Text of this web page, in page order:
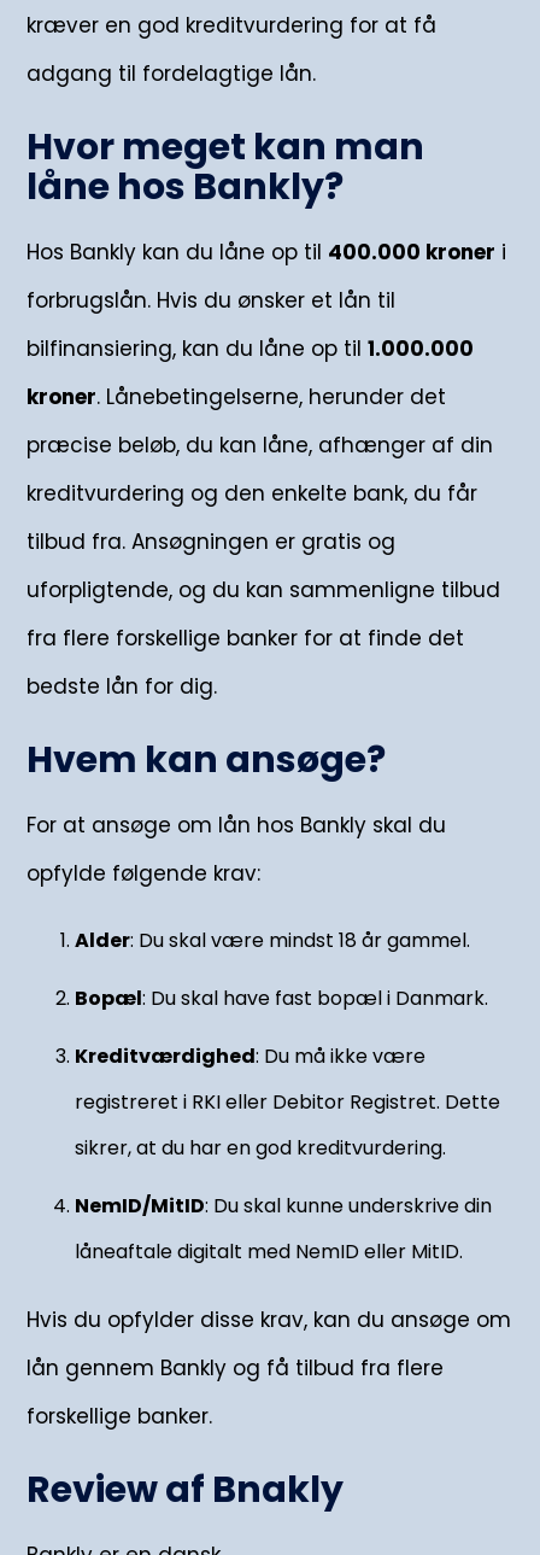
kræver en god kreditvurdering for at få
adgang til fordelagtige lån.
Hvor meget kan man
låne hos Bankly?
Hos Bankly kan du låne op til 400.000 kroner i
forbrugslån. Hvis du ønsker et lån til
bilfinansiering, kan du låne op til1.000.000
kroner. Lånebetingelserne, herunder det
præcise beløb, du kan låne, afhænger af din
kreditvurdering og den enkelte bank, du får
tilbud fra. Ansøgningen er gratis og
uforpligtende, og du kan sammenligne tilbud
fra flere forskellige banker for at finde det
bedste lån for dig.
Hvem kan ansøge?
For at ansøge om lån hos Bankly skal du
opfylde følgende krav:
Alder: Du skal være mindst 18 år gammel.
Bopæl: Du skal have fast bopæl i Danmark.
Kreditværdighed: Du må ikke være
registreret i RKI eller Debitor Registret. Dette
sikrer, at du har en god kreditvurdering.
NemID/MitID: Du skal kunne underskrive din
låneaftale digitalt med NemID eller MitID.
Hvis du opfylder disse krav, kan du ansøge om
lån gennem Bankly og få tilbud fra flere
forskellige banker.
Review af Bnakly